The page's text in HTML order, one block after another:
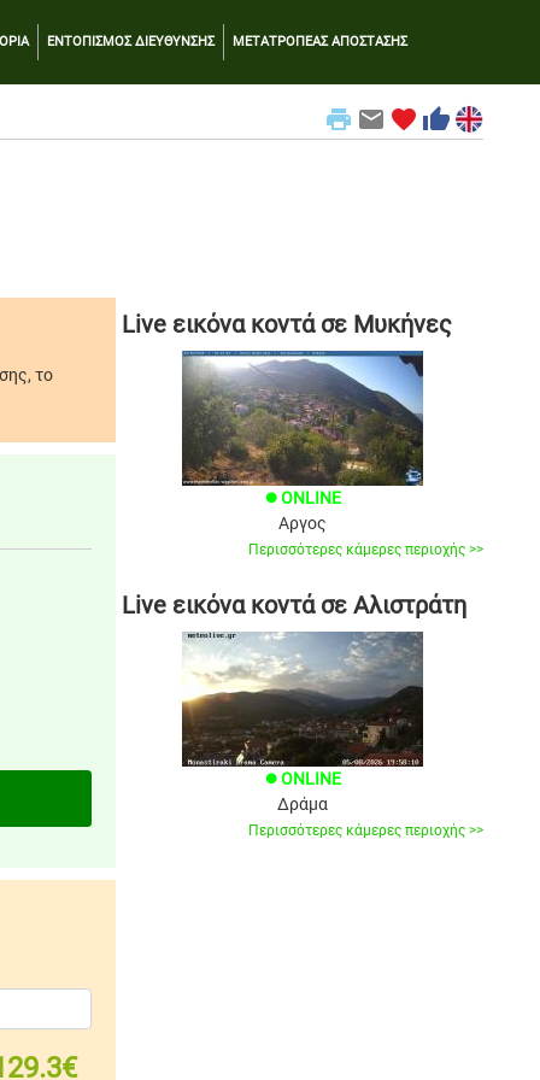
ΕΝΤΟΠΙΣΜΟΣ ΔΙΕΥΘΥΝΣΗΣ ΜΕΤΑΤΡΟΠΕΑΣ ΑΠΟΣΤΑΣΗΣ
print email favorite thumb_up
το
Live εικόνα κοντά σε Μυκήνες
brightness_1 ONLINE
Αργος
Περισσότερες κάμερες περιοχής >>
Live εικόνα κοντά σε Αλιστράτη
brightness_1 ONLINE
Δράμα
Περισσότερες κάμερες περιοχής >>